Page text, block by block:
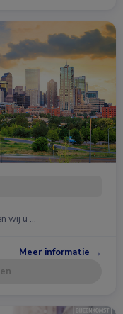
wij u …
Meer informatie →